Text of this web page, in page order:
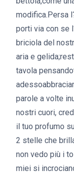
modifica.Persa
porti via con se
briciola del
aria e
tavola
parole a volte
nostri cuori,
il tuo profumo
2 stelle che
non vedo più i
miei si